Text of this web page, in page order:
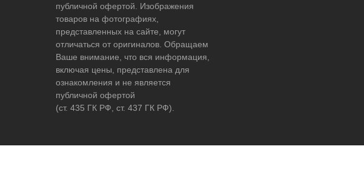
публичной офертой. Изображения
товаров на фотографиях,
представленных на сайте, могут
отличаться от оригиналов. Обращаем
Ваше внимание, что вся информация,
включая цены, представлена для
ознакомления и не является
публичной офертой
(ст. 435 ГК РФ, ст. 437 ГК РФ).